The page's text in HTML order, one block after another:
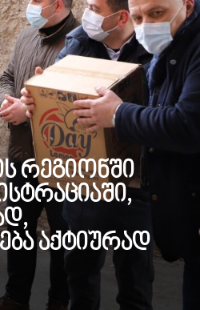
რეგიონში
აქტიურად